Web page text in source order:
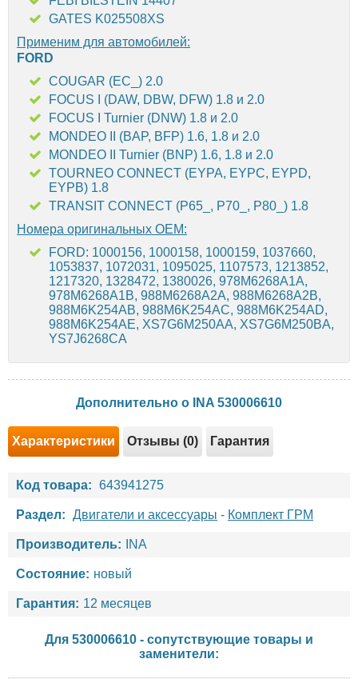
GATES K025508XS
Применим для автомобилей:
FORD
COUGAR (EC_) 2.0
FOCUS I (DAW, DBW, DFW) 1.8 и 2.0
FOCUS I Turnier (DNW) 1.8 и 2.0
MONDEO II (BAP, BFP) 1.6, 1.8 и 2.0
MONDEO II Turnier (BNP) 1.6, 1.8 и 2.0
TOURNEO CONNECT (EYPA, EYPC, EYPD,
EYPB) 1.8
TRANSIT CONNECT (P65_, P70_, P80_) 1.8
Номера оригинальных OEM:
FORD: 1000156, 1000158, 1000159, 1037660,
1053837, 1072031, 1095025, 1107573, 1213852,
1217320, 1328472, 1380026, 978M6268A1A,
978M6268A1B, 988M6268A2A, 988M6268A2B,
988M6K254AB, 988M6K254AC, 988M6K254AD,
988M6K254AE, XS7G6M250AA, XS7G6M250BA,
YS7J6268CA
Дополнительно о INA 530006610
Характеристики Отзывы (0) Гарантия
Код товара: 643941275
Раздел: Двигатели и аксессуары - Комплект ГРМ
Производитель: INA
Состояние: новый
Гарантия: 12 месяцев
Для 530006610 - сопутствующие товары и
заменители: